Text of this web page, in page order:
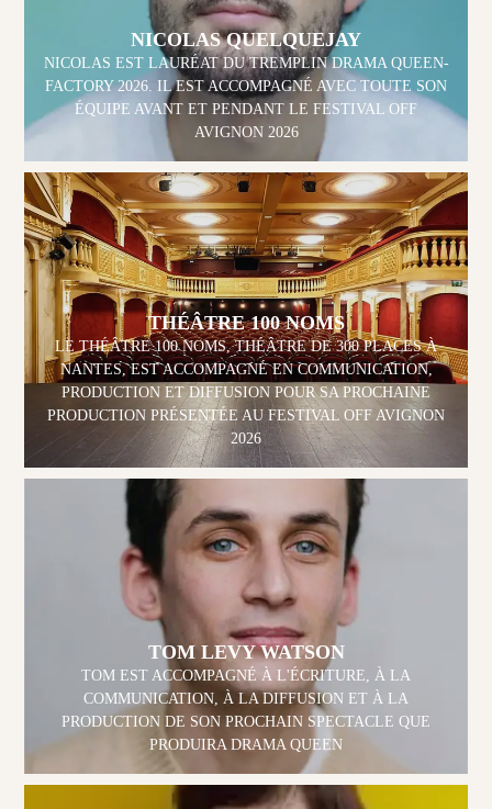
NICOLAS QUELQUEJAY
NICOLAS EST LAURÉAT DU TREMPLIN DRAMA QUEEN-
FACTORY 2026. IL EST ACCOMPAGNÉ AVEC TOUTE SON
ÉQUIPE AVANT ET PENDANT LE FESTIVAL OFF
AVIGNON 2026
THÉÂTRE 100 NOMS
LE THÉÂTRE 100 NOMS, THÉÂTRE DE 300 PLACES À
NANTES, EST ACCOMPAGNÉ EN COMMUNICATION,
PRODUCTION ET DIFFUSION POUR SA PROCHAINE
PRODUCTION PRÉSENTÉE AU FESTIVAL OFF AVIGNON
2026
TOM LEVY WATSON
TOM EST ACCOMPAGNÉ À L'ÉCRITURE, À LA
COMMUNICATION, À LA DIFFUSION ET À LA
PRODUCTION DE SON PROCHAIN SPECTACLE QUE
PRODUIRA DRAMA QUEEN